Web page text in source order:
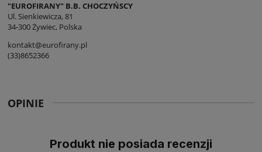
"EUROFIRANY" B.B. CHOCZYŃSCY
Ul. Sienkiewicza, 81
34-300 Żywiec, Polska
kontakt@eurofirany.pl
(33)8652366
OPINIE
Produkt nie posiada recenzji